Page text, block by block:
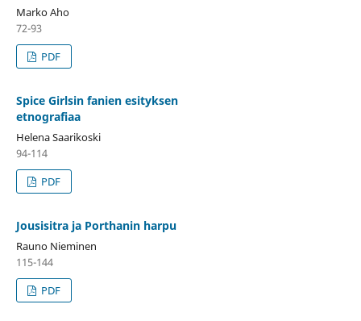
Marko Aho
72-93
PDF
Spice Girlsin fanien esityksen
etnografiaa
Helena Saarikoski
94-114
PDF
Jousisitra ja Porthanin harpu
Rauno Nieminen
115-144
PDF